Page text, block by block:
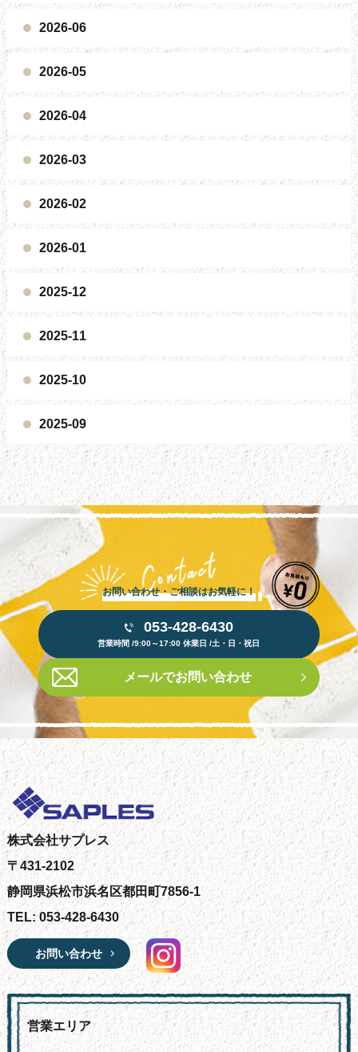
2026-06
2026-05
2026-04
2026-03
2026-02
2026-01
2025-12
2025-11
2025-10
2025-09
お問い合わせ・ご相談はお気軽に！
053-428-6430
営業時間 /9:00～17:00 休業日 /土・日・祝日
メールでお問い合わせ
株式会社サプレス
〒431-2102
静岡県浜松市浜名区都田町7856-1
TEL: 053-428-6430
お問い合わせ
営業エリア